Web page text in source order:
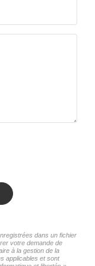
dans un fichier
votre demande de
à la gestion de la
applicables et sont